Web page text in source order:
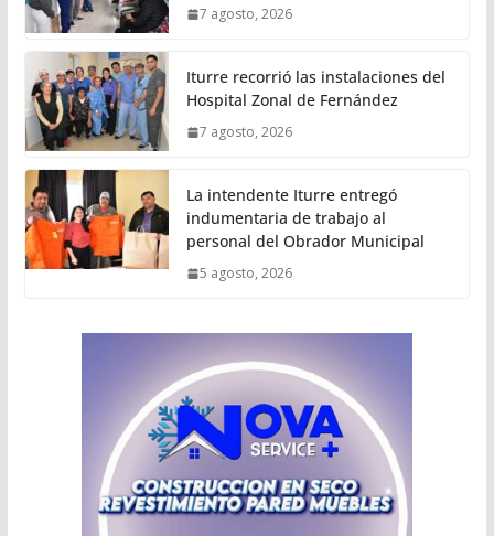
7 agosto, 2026
Iturre recorrió las instalaciones del
Hospital Zonal de Fernández
7 agosto, 2026
La intendente Iturre entregó
indumentaria de trabajo al
personal del Obrador Municipal
5 agosto, 2026